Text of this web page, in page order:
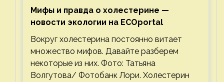
Мифы и правда о холестерине —
новости экологии на ECOportal
Вокруг холестерина постоянно витает
множество мифов. Давайте разберем
некоторые из них. Фото: Татьяна
Волгутова/ Фотобанк Лори. Холестерин